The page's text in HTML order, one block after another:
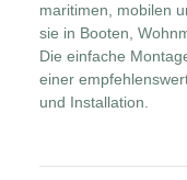
maritimen, mobilen
sie in Booten,
Die einfache
einer
und Installation.